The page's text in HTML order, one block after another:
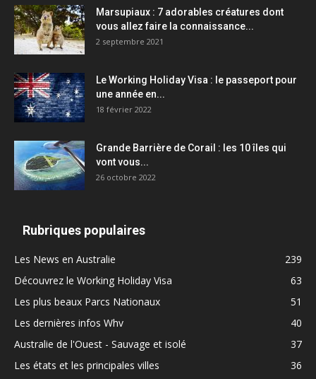
Marsupiaux : 7 adorables créatures dont
vous allez faire la connaissance...
2 septembre 2021
Le Working Holiday Visa : le passeport pour
une année en...
18 février 2022
Grande Barrière de Corail : les 10 îles qui
vont vous...
26 octobre 2022
Rubriques populaires
Les News en Australie
239
Découvrez le Working Holiday Visa
63
Les plus beaux Parcs Nationaux
51
Les dernières infos Whv
40
Australie de l'Ouest - Sauvage et isolé
37
Les états et les principales villes
36